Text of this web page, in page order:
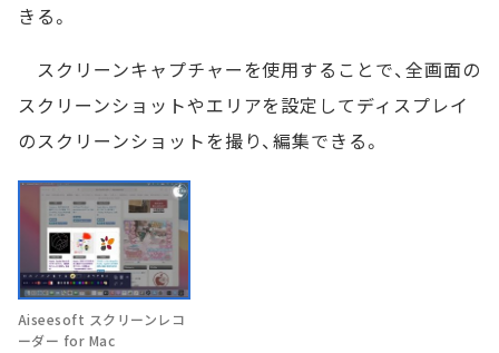
きる。
スクリーンキャプチャーを使用することで、全画面の
スクリーンショットやエリアを設定してディスプレイ
のスクリーンショットを撮り、編集できる。
Aiseesoft スクリーンレコ
ーダー for Mac